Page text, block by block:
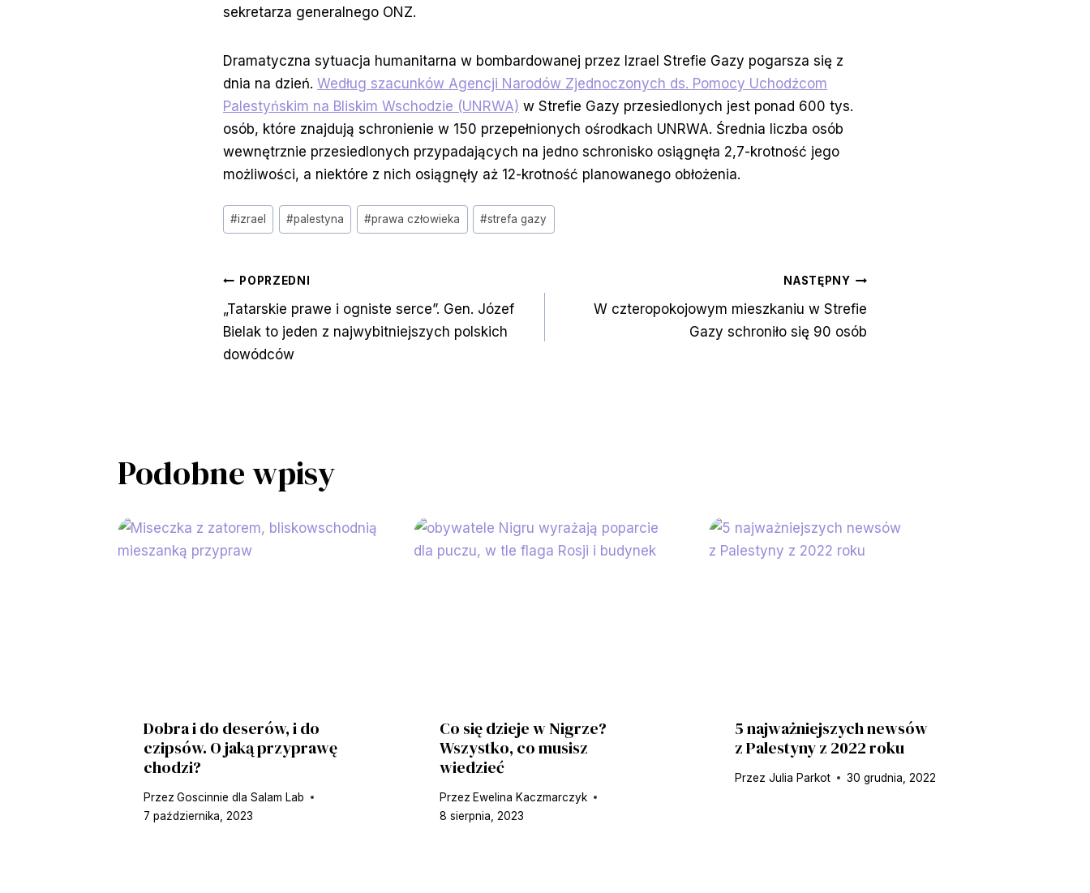
sekretarza generalnego ONZ.
Dramatyczna sytuacja humanitarna w bombardowanej przez Izrael Strefie Gazy pogarsza się z
dnia na dzień. Według szacunków Agencji Narodów Zjednoczonych ds. Pomocy Uchodźcom
Palestyńskim na Bliskim Wschodzie (UNRWA) w Strefie Gazy przesiedlonych jest ponad 600 tys.
osób, które znajdują schronienie w 150 przepełnionych ośrodkach UNRWA. Średnia liczba osób
wewnętrznie przesiedlonych przypadających na jedno schronisko osiągnęła 2,7-krotność jego
możliwości, a niektóre z nich osiągnęły aż 12-krotność planowanego obłożenia.
Tagi
wpisu:
#izrael #palestyna #prawa człowieka #strefa gazy
Nawigacja
wpisu
POPRZEDNI
„Tatarskie prawe i ogniste serce”. Gen. Józef
Bielak to jeden z najwybitniejszych polskich
dowódców
NASTĘPNY
W czteropokojowym mieszkaniu w Strefie
Gazy schroniło się 90 osób
Podobne wpisy
Dobra i do deserów, i do
czipsów. O jaką przyprawę
chodzi?
Przez Goscinnie dla Salam Lab
7 października, 2023
Co się dzieje w Nigrze?
Wszystko, co musisz
wiedzieć
Przez Ewelina Kaczmarczyk
8 sierpnia, 2023
5 najważniejszych newsów
z Palestyny z 2022 roku
Przez Julia Parkot 30 grudnia, 2022